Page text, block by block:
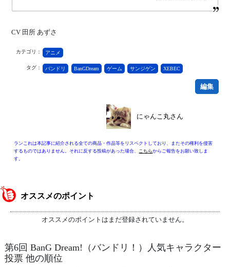
CV 田所 あずさ
カテゴリ： アニメ
タグ： バンドリ BanGDream ゲーム サンジゲン XEBEC
編集
にゃんこ丸さん
ランこれは本記事に紹介される全ての商品・作品等をリスペクトしており、またその権利を侵害
するものではありません。それに反する投稿があった場合、
こちらからご報告をお願い致しま
す。
オススメのポイント
オススメのポイントはまだ登録されていません。
第6回 BanG Dream!（バンドリ！）人気キャラクター
投票 他の順位